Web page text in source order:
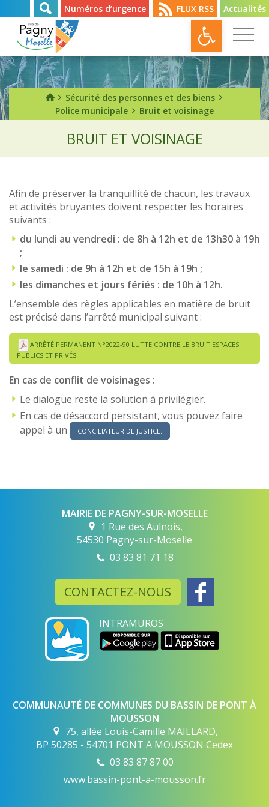
Ouvrir
Numéros d’urgence FLUX RSS Actualités
Sécurité des personnes et des biens
Police municipale
Bruit et voisinage
BRUIT ET VOISINAGE
Afin de préserver la tranquillité de chacun, les travaux
et activités bruyantes doivent respecter les horaires
suivants :
du lundi au vendredi : de 8h à 12h et de 13h30 à 19h
;
le samedi : de 9h à 12h et de 15h à 19h ;
les dimanches et jours fériés : de 10h à 12h.
L’ensemble des règles applicables en matière de bruit
est précisé dans l’arrêté municipal suivant :
ARRÊTÉ PERMANENT N°2022-90 LUTTE CONTRE LE BRUIT ESPACES
PUBLICS ET PRIVÉS
En cas de conflit de voisinages :
Le dialogue reste la solution à privilégier.
En cas de désaccord persistant, vous pouvez faire
appel à un
CONCILIATEUR DE JUSTICE.
MAIRIE DE PAGNY-SUR-MOSELLE
1 Rue des Aulnois,
54530 Pagny-sur-Moselle
03 83 81 71 18
CONTACTEZ-NOUS
INTRAMUROS
COMMUNAUTÉ DE COMMUNES DU BASSIN DE PONT À
MOUSSON
75, allée Louis-Camille MAILLARD,
BP 50285 - 54701 PONT A MOUSSON Cedex
03 83 87 87 00
www.bassin-pont-a-mousson.fr